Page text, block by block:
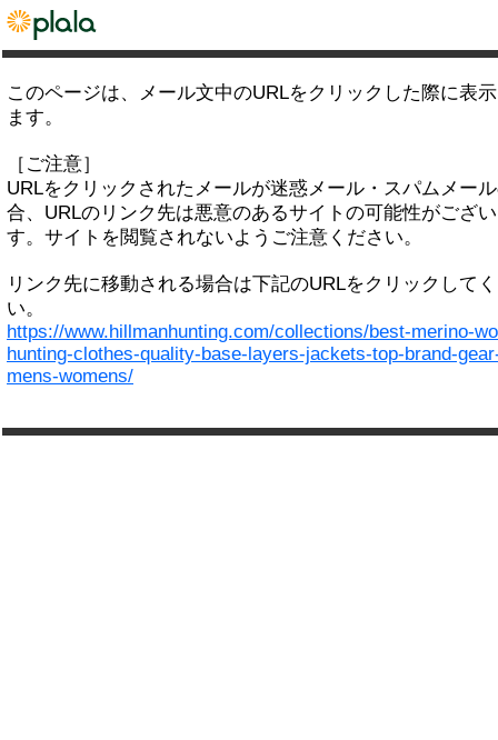
このページは、メール文中のURLをクリックした際に表
ます。
［ご注意］
URLをクリックされたメールが迷惑メール・スパムメー
合、URLのリンク先は悪意のあるサイトの可能性がござ
す。サイトを閲覧されないようご注意ください。
リンク先に移動される場合は下記のURLをクリックして
い。
https://www.hillmanhunting.com/collections/best-merino-
hunting-clothes-quality-base-layers-jackets-top-brand-
mens-womens/